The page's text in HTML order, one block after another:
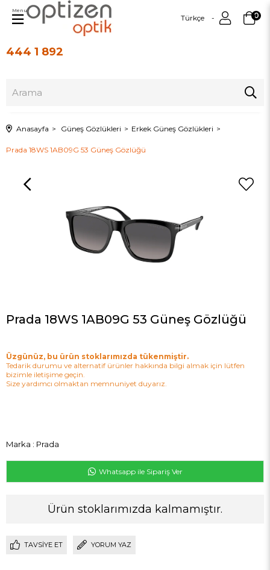
444 1 892
Türkçe 0
Menu
Anasayfa Güneş Gözlükleri Erkek Güneş Gözlükleri
Prada 18WS 1AB09G 53 Güneş Gözlüğü
Prada 18WS 1AB09G 53 Güneş Gözlüğü
Üzgünüz, bu ürün stoklarımızda tükenmiştir.
Tedarik durumu ve alternatif ürünler hakkında bilgi almak için lütfen
bizimle iletişime geçin.
Size yardımcı olmaktan memnuniyet duyarız.
Marka : Prada
Whatsapp ile Sipariş Ver
Ürün stoklarımızda kalmamıştır.
TAVSIYE ET YORUM YAZ